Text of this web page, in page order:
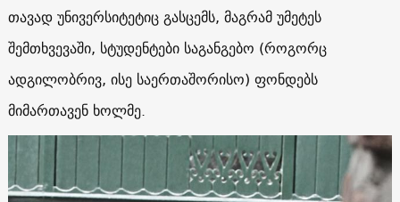
თავად უნივერსიტეტიც გასცემს, მაგრამ უმეტეს
შემთხვევაში, სტუდენტები საგანგებო (როგორც
ადგილობრივ, ისე საერთაშორისო) ფონდებს
მიმართავენ ხოლმე.